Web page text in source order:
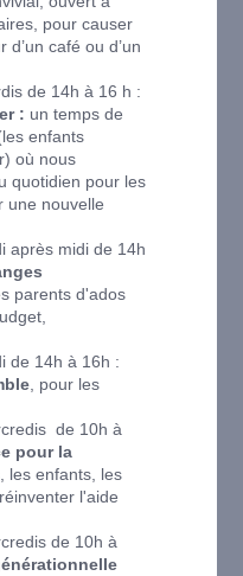
pour causer
café ou d’un
de 14h à 16 h :
: un temps de
enfants
où nous
quotidien pour les
une nouvelle
après midi de 14h
parents d'ados
de 14h à 16h :
, pour les
de 10h à
pour la
les enfants, les
l'aide
de 10h à